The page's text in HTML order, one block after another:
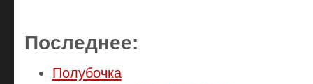
Последнее:
Полубочка